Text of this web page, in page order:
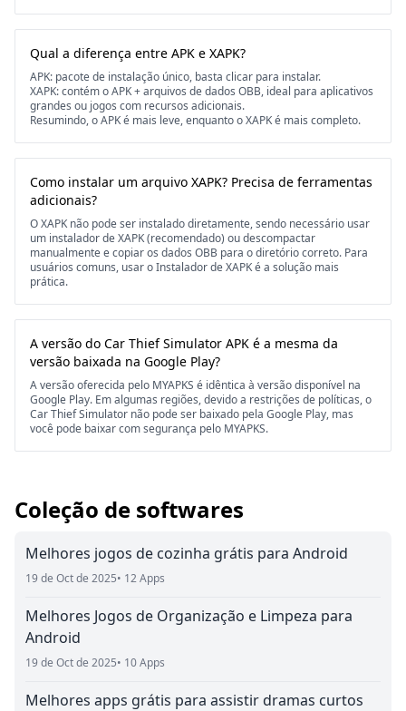
Qual a diferença entre APK e XAPK?
APK: pacote de instalação único, basta clicar para instalar.
XAPK: contém o APK + arquivos de dados OBB, ideal para aplicativos
grandes ou jogos com recursos adicionais.
Resumindo, o APK é mais leve, enquanto o XAPK é mais completo.
Como instalar um arquivo XAPK? Precisa de ferramentas
adicionais?
O XAPK não pode ser instalado diretamente, sendo necessário usar
um instalador de XAPK (recomendado) ou descompactar
manualmente e copiar os dados OBB para o diretório correto. Para
usuários comuns, usar o Instalador de XAPK é a solução mais
prática.
A versão do Car Thief Simulator APK é a mesma da
versão baixada na Google Play?
A versão oferecida pelo MYAPKS é idêntica à versão disponível na
Google Play. Em algumas regiões, devido a restrições de políticas, o
Car Thief Simulator não pode ser baixado pela Google Play, mas
você pode baixar com segurança pelo MYAPKS.
Coleção de softwares
Melhores jogos de cozinha grátis para Android
19 de Oct de 2025• 12 Apps
Melhores Jogos de Organização e Limpeza para
Android
19 de Oct de 2025• 10 Apps
Melhores apps grátis para assistir dramas curtos